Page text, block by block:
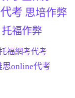
考 思培作弊
托福作弊
福網考代考
思online代考